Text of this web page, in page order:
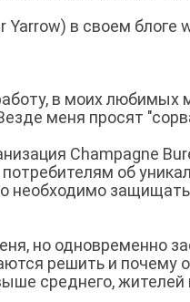
в своем блоге
в моих любимых
меня просят
Champagne
об
необходимо
но одновременно
решить и почему
среднего, жителей